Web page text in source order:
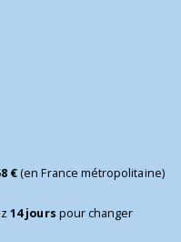
€(en France métropolitaine)
14 jours pour changer